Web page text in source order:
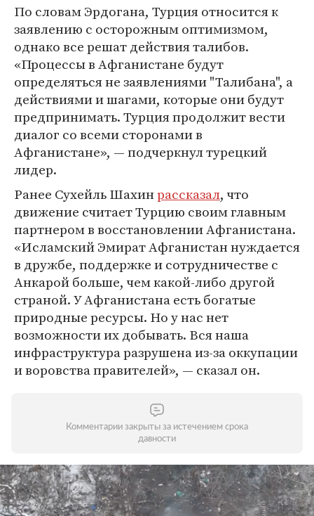
По словам Эрдогана, Турция относится к
заявлению с осторожным оптимизмом,
однако все решат действия талибов.
«Процессы в Афганистане будут
определяться не заявлениями "Талибана", а
действиями и шагами, которые они будут
предпринимать. Турция продолжит вести
диалог со всеми сторонами в
Афганистане», — подчеркнул турецкий
лидер.
Ранее Сухейль Шахинрассказал, что
движение считает Турцию своим главным
партнером в восстановлении Афганистана.
«Исламский Эмират Афганистан нуждается
в дружбе, поддержке и сотрудничестве с
Анкарой больше, чем какой-либо другой
страной. У Афганистана есть богатые
природные ресурсы. Но у нас нет
возможности их добывать. Вся наша
инфраструктура разрушена из-за оккупации
и воровства правителей», — сказал он.
Комментарии закрыты за истечением срока
давности